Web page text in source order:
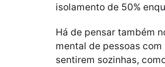
isolamento de 50%
Há de pensar também
mental de pessoas
sentirem sozinhas,